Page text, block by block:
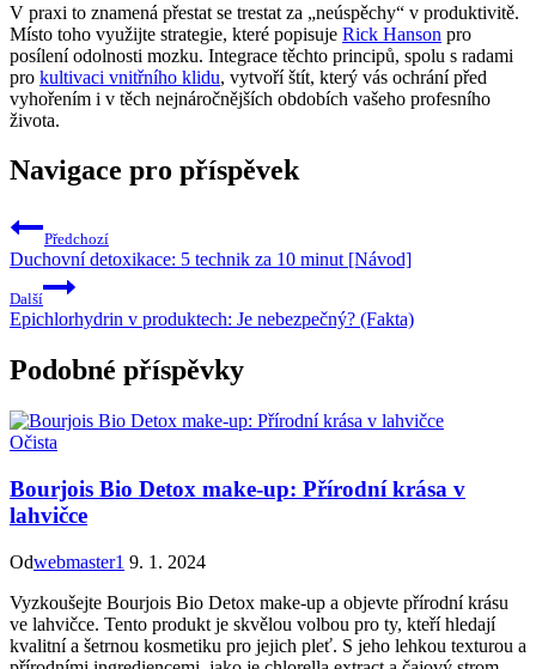
V praxi to znamená přestat se trestat za „neúspěchy“ v produktivitě.
Místo toho využijte strategie, které popisuje Rick Hanson pro
posílení odolnosti mozku. Integrace těchto principů, spolu s radami
pro kultivaci vnitřního klidu, vytvoří štít, který vás ochrání před
vyhořením i v těch nejnáročnějších obdobích vašeho profesního
života.
Navigace pro příspěvek
Předchozí
Duchovní detoxikace: 5 technik za 10 minut [Návod]
Další
Epichlorhydrin v produktech: Je nebezpečný? (Fakta)
Podobné příspěvky
Očista
Bourjois Bio Detox make-up: Přírodní krása v
lahvičce
Odwebmaster1 9. 1. 2024
Vyzkoušejte Bourjois Bio Detox make-up a objevte přírodní krásu
ve lahvičce. Tento produkt je skvělou volbou pro ty, kteří hledají
kvalitní a šetrnou kosmetiku pro jejich pleť. S jeho lehkou texturou a